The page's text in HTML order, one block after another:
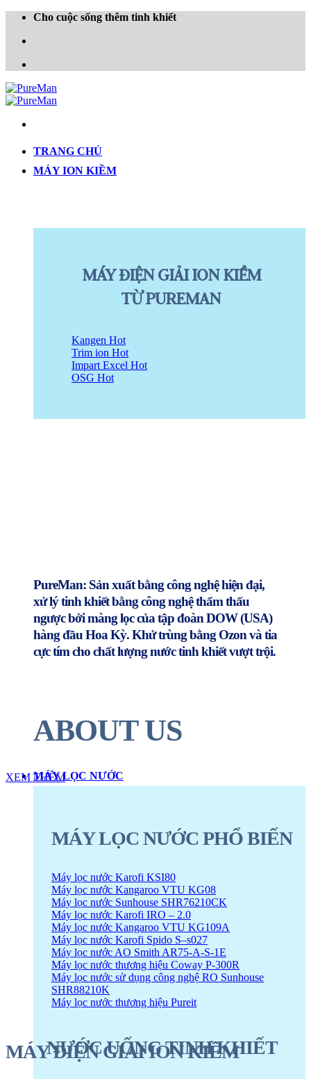
Skip
content
Cho cuộc sống thêm tinh khiết
TRANG CHỦ
MÁY ION KIỀM
MÁY ĐIỆN GIẢI ION KIỀM
TỪ PUREMAN
Kangen
Trim ion
Impart Excel
OSG
MÁY LỌC NƯỚC
MÁY LỌC NƯỚC PHỔ BIẾN
Máy lọc nước Karofi KSI80
Máy lọc nước Kangaroo VTU KG08
Máy lọc nước Sunhouse SHR76210CK
Máy lọc nước Karofi IRO – 2.0
Máy lọc nước Kangaroo VTU KG109A
Máy lọc nước Karofi Spido S–s027
Máy lọc nước AO Smith AR75-A-S-1E
Máy lọc nước thương hiệu Coway P-300R
Máy lọc nước sử dụng công nghệ RO Sunhouse
SHR88210K
Máy lọc nước thương hiệu Pureit
NƯỚC UỐNG TINH KHIẾT
PureMan: Sản xuất bằng công nghệ hiện đại,
xử lý tinh khiết bằng công nghệ thẩm thấu
ngược bởi màng lọc của tập đoàn DOW (USA)
hàng đầuHoa Kỳ. Khử trùng bằng Ozon và tia
cực tím cho chất lượng nước tinh khiết vượt trội.
ABOUT US
XEM THÊM
MÁY ĐIỆN GIẢI ION KIỀM